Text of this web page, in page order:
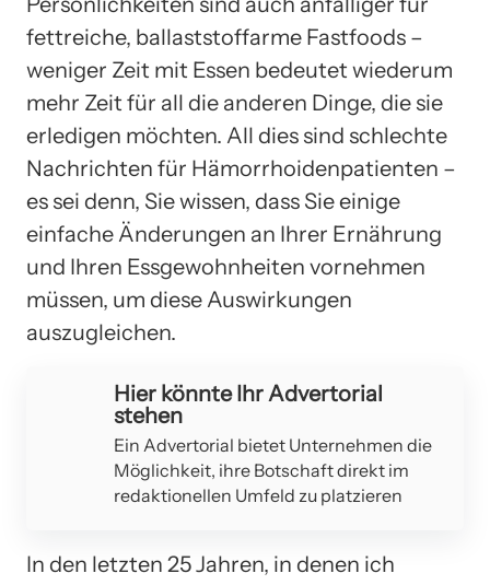
fettreiche, ballaststoffarme Fastfoods –
weniger Zeit mit Essen bedeutet wiederum
mehr Zeit für all die anderen Dinge, die sie
erledigen möchten. All dies sind schlechte
Nachrichten für Hämorrhoidenpatienten –
es sei denn, Sie wissen, dass Sie einige
einfache Änderungen an Ihrer Ernährung
und Ihren Essgewohnheiten vornehmen
müssen, um diese Auswirkungen
auszugleichen.
Hier könnte Ihr Advertorial
stehen
Ein Advertorial bietet Unternehmen die
Möglichkeit, ihre Botschaft direkt im
redaktionellen Umfeld zu platzieren
In den letzten 25 Jahren, in denen ich